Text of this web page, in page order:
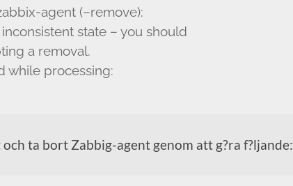
agent (–remove):
state – you should
a removal.
while processing:
och ta bort Zabbig-agent genom att g?ra f?ljande: